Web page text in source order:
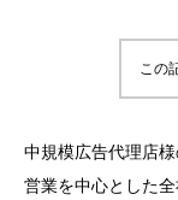
この
中規模広告代理店様
営業を中心とした